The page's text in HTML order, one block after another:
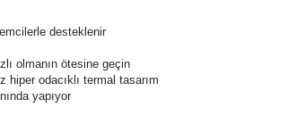
desteklenir
olmanın ötesine geçin
odacıklı termal tasarım
yapıyor